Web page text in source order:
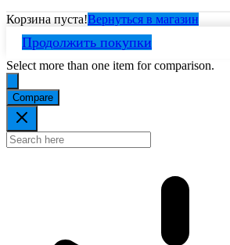
Корзина пуста!Вернуться в магазин
Продолжить покупки
Select more than one item for comparison.
Compare